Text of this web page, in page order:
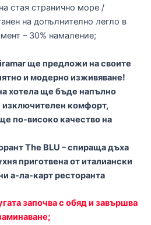
стая странично море /
на допълнително легло в
– 30% намаление;
ще предложи на своите
и модерно изживяване!
хотела ще бъде напълно
изключителен комфорт,
по-високо качество на
The BLU – спираща дъха
приготвена от италиански
а-ла-карт ресторанта
започва с обяд и завършва